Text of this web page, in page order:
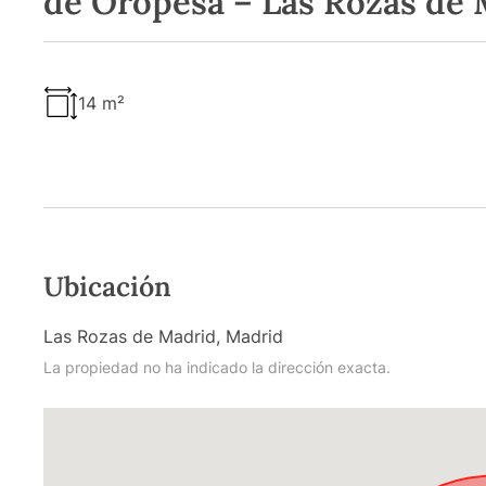
14 m²
Ubicación
Las Rozas de Madrid, Madrid
La propiedad no ha indicado la dirección exacta.